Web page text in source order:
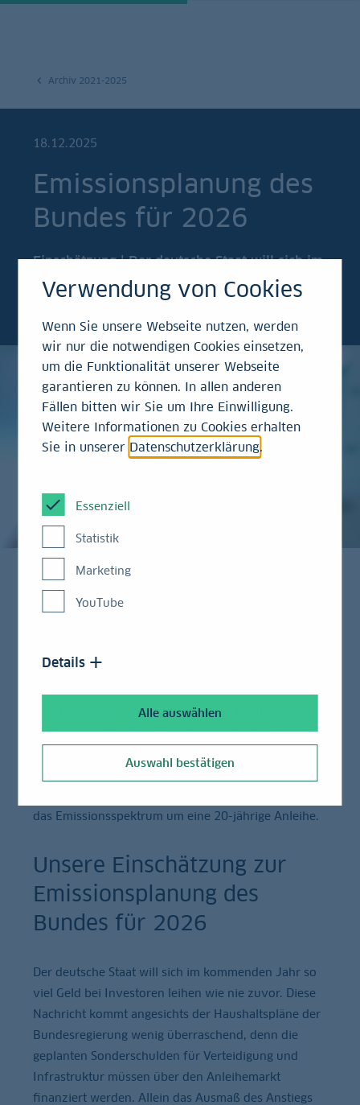
Archiv 2021-2025
18.12.2025
Emissionsplanung des
Bundes für 2026
Einschätzung | Der deutsche Staat will sich im
kommenden Jahr so viel Geld bei Investoren
Die Bundesfinanzagentur plant für 2026 mit
Syndikate voraussichtlich bis zu 530 Mrd. EUR. Dies
zum laufenden Jahr (425 Mrd. EUR) resultiert ein
Anstieg um nahezu ein Viertel. Sowohl die
das Emissionsspektrum um eine 20-jährige Anleihe.
Unsere Einschätzung zur
Emissionsplanung des
Bundes für 2026
Der deutsche Staat will sich im kommenden Jahr so
viel Geld bei Investoren leihen wie nie zuvor. Diese
Nachricht kommt angesichts der Haushaltspläne der
Bundesregierung wenig überraschend, denn die
geplanten Sonderschulden für Verteidigung und
Infrastruktur müssen über den Anleihemarkt
finanziert werden. Allein das Ausmaß des Anstiegs
Verwendung von Cookies
Wenn Sie unsere Webseite nutzen, werden
wir nur die notwendigen Cookies einsetzen,
um die Funktionalität unserer Webseite
garantieren zu können. In allen anderen
Fällen bitten wir Sie um Ihre Einwilligung.
Weitere Informationen zu Cookies erhalten
Sie in unserer Datenschutzerklärung.
Essenziell
Statistik
Marketing
YouTube
Details
Alle auswählen
Auswahl bestätigen